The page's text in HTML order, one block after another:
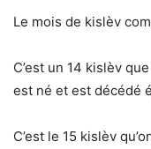
Le mois de kislèv
C’est un 14 kislèv
est né et est décédé
C’est le 15 kislèv